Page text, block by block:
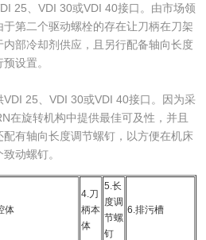
25、VDI 30或VDI 40接口。由市场领
第二个驱动螺栓的存在让刀柄在刀架
部冷却剂供应，且另行配备轴向长度
设置。
25、VDI 30或VDI 40接口。因为采
在旋转机构中提供最佳可及性，并且
有轴向长度调节螺钉，以方便在机床
动螺钉。
体
4.刀
柄本
体
5.长
度调
节螺
钉
6.排污槽